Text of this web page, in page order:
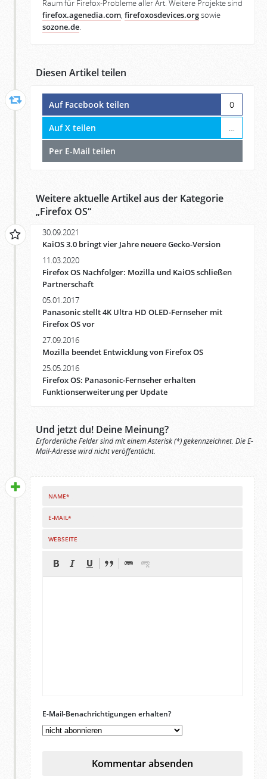
Raum für Firefox-Probleme aller Art. Weitere Projekte sind
firefox.agenedia.com, firefoxosdevices.orgsowie
sozone.de.
Diesen Artikel teilen
Auf Facebook teilen 0
Auf X teilen …
Per E-Mail teilen
Weitere aktuelle Artikel aus der Kategorie
„Firefox OS“
30.09.2021
KaiOS 3.0 bringt vier Jahre neuere Gecko-Version
11.03.2020
Firefox OS Nachfolger: Mozilla und KaiOS schließen
Partnerschaft
05.01.2017
Panasonic stellt 4K Ultra HD OLED-Fernseher mit
Firefox OS vor
27.09.2016
Mozilla beendet Entwicklung von Firefox OS
25.05.2016
Firefox OS: Panasonic-Fernseher erhalten
Funktionserweiterung per Update
Und jetzt du! Deine Meinung?
Erforderliche Felder sind mit einem Asterisk (*) gekennzeichnet. Die E-
Mail-Adresse wird nicht veröffentlicht.
NAME*
E-MAIL*
WEBSEITE
E-Mail-Benachrichtigungen erhalten?
Kommentar absenden